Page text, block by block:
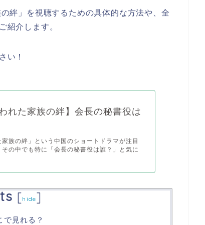
絆」を視聴するための具体的な方法や、全
紹介します。
い！
れた家族の絆】会長の秘書役は
家族の絆」という中国のショートドラマが注目
の中でも特に「会長の秘書役は誰？」と気に
[hide]
で見れる？